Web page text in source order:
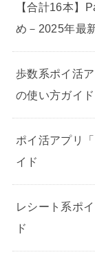
【合計16本】
め－2025年最
歩数系ポイ活
の使い方ガイド
ポイ活アプリ
イド
レシート系ポ
ド